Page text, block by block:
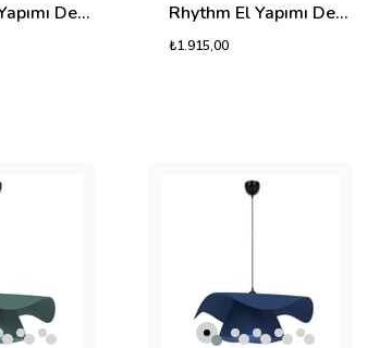
Rhythm El Yapımı Dekoratif Tasarım Jüt Avize L (Kırmızı, 1050gr.) Rhythm El Yapımı Dekoratif Tasarım Jüt Avize L (Ekru, 1050gr.)
₺1.915,00